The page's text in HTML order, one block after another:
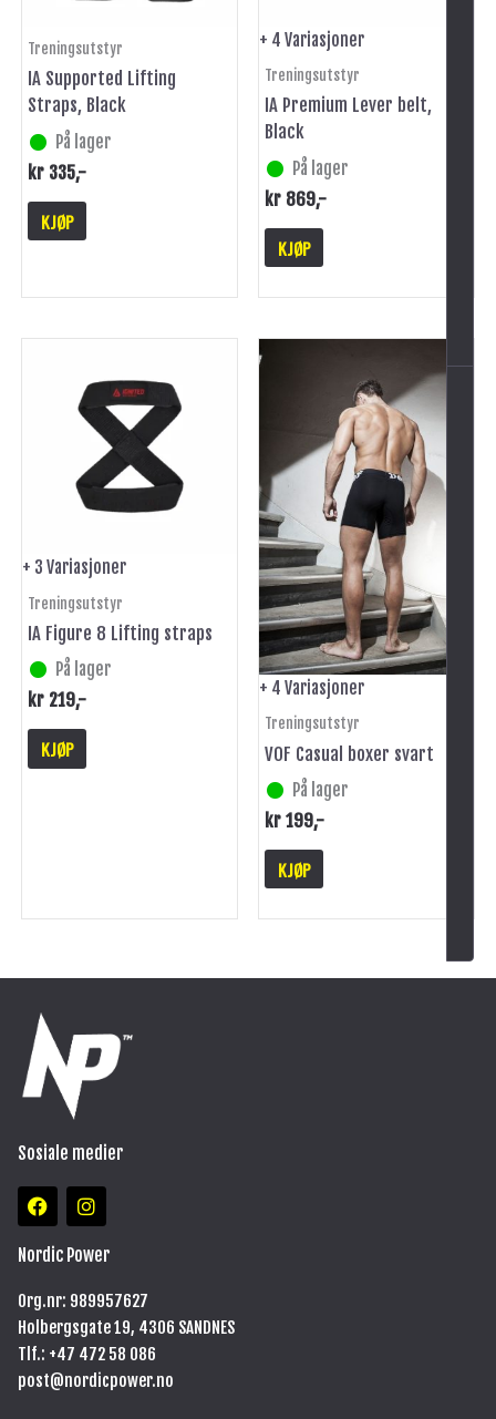
Treningsutstyr
IA Supported Lifting
Straps, Black
På lager
kr 335,-
KJØP
+ 4 Variasjoner
Treningsutstyr
IA Premium Lever belt,
Black
På lager
kr 869,-
KJØP
på
+ 3 Variasjoner
Treningsutstyr
IA Figure 8 Lifting straps
På lager
kr 219,-
KJØP
produktet
har
flere
varianter.
Alternativene
kan
på
+ 4 Variasjoner
Treningsutstyr
VOF Casual boxer svart
På lager
kr199,-
KJØP
produktet
har
flere
varianter.
Alternativene
kan
velges
på
produktsiden
Sosiale medier
F
a
e
o
o
k
I
n
t
g
r
a
m
Nordic Power
Org.nr: 989957627
Holbergsgate 19, 4306 SANDNES
Tlf.: +47 472 58 086
post@nordicpower.no